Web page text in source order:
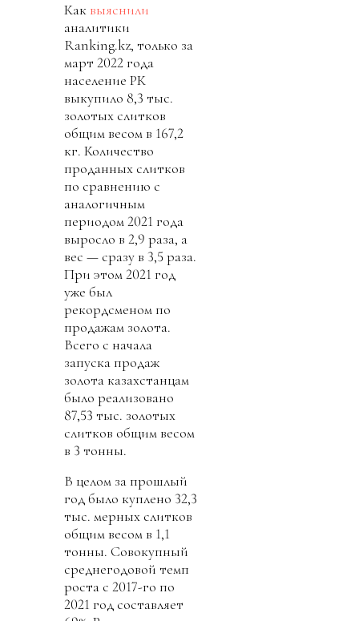
Как выяснили
аналитики
Ranking.kz, только за
март 2022 года
население РК
выкупило 8,3 тыс.
золотых слитков
общим весом в 167,2
кг. Количество
проданных слитков
по сравнению с
аналогичным
периодом 2021 года
выросло в 2,9 раза, а
вес — сразу в 3,5 раза.
При этом 2021 год
уже был
рекордсменом по
продажам золота.
Всего с начала
запуска продаж
золота казахстанцам
было реализовано
87,53 тыс. золотых
слитков общим весом
в 3 тонны.
В целом за прошлый
год было куплено 32,3
тыс. мерных слитков
общим весом в 1,1
тонны. Совокупный
среднегодовой темп
роста с 2017-го по
2021 год составляет